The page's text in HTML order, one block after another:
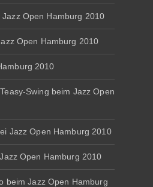
Open Hamburg 2010
Open Hamburg 2010
2010
Swing beim Jazz Open
Jazz Open Hamburg 2010
Open Hamburg 2010
beim Jazz Open Hamburg